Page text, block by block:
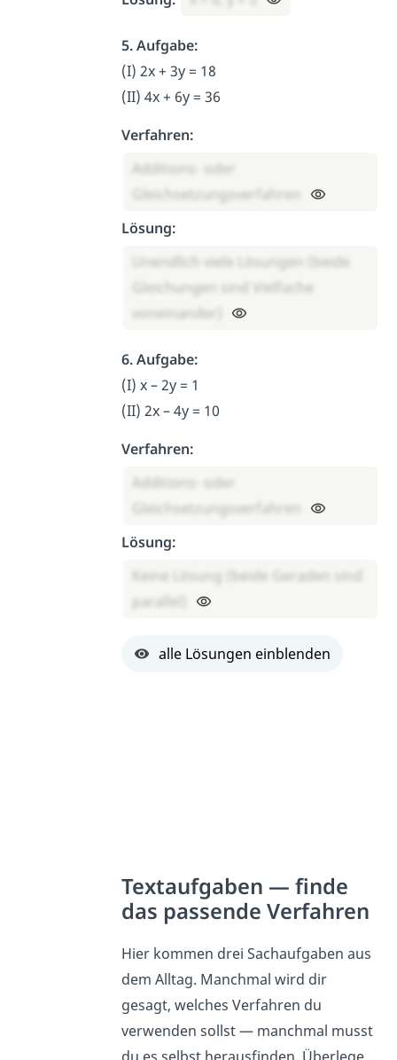
5. Aufgabe:
(I) 2x + 3y = 18
(II) 4x + 6y = 36
Verfahren:
Additions- oder
Gleichsetzungsverfahren
Lösung:
Unendlich viele Lösungen (beide
Gleichungen sind Vielfache
voneinander)
6. Aufgabe:
(I) x – 2y = 1
(II) 2x – 4y = 10
Verfahren:
Additions- oder
Gleichsetzungsverfahren
Lösung:
Keine Lösung (beide Geraden sind
parallel)
alle Lösungen einblenden
Textaufgaben — finde
das passende Verfahren
Hier kommen drei Sachaufgaben aus
dem Alltag. Manchmal wird dir
gesagt, welches Verfahren du
verwenden sollst — manchmal musst